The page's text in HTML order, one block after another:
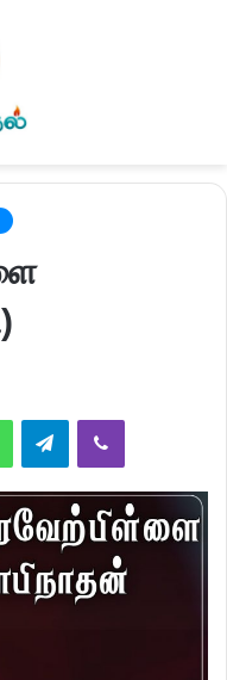
WhatsAppTelegramViber